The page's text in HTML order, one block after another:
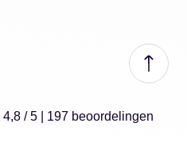
4,8 /5 197 beoordelingen